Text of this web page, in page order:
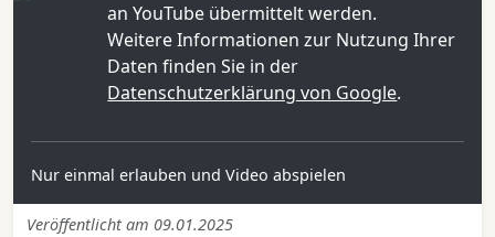
an YouTube übermittelt werden.
Weitere Informationen zur Nutzung Ihrer
Daten finden Sie in der
Datenschutzerklärung von Google.
Nur einmal erlauben und Video abspielen
Veröffentlicht am 09.01.2025